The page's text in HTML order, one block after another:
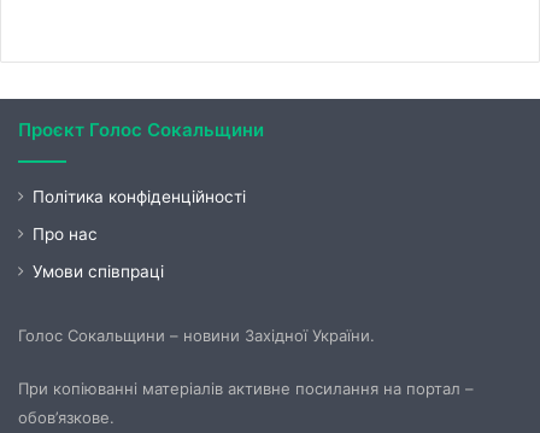
Проєкт Голос Сокальщини
Політика конфіденційності
Про нас
Умови співпраці
Голос Сокальщини – новини Західної України.
При копіюванні матеріалів активне посилання на портал –
обов’язкове.